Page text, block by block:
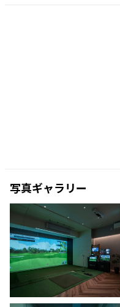
写真ギャラリー